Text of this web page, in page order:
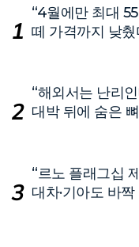
“4월에만 최대
떼 가격까지 낮
“해외서는 난리
대박 뒤에 숨은
“르노 플래그십
대차·기아도 바